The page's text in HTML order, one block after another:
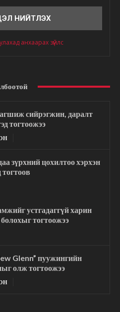
анхаарах зүйлс
сийрэгжин, даралт
тогтоожээ
зүрхний цохилтоо хэрхэн
тогтоов
устгадаггүй харин
тогтоожээ
Glenn” пуужингийн
олж тогтоожээ